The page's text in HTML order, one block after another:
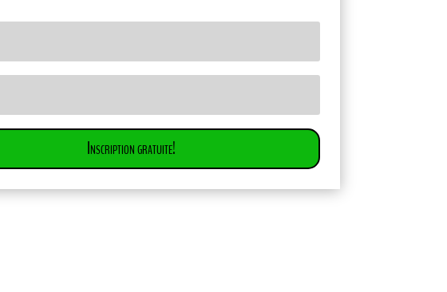
Inscription gratuite!